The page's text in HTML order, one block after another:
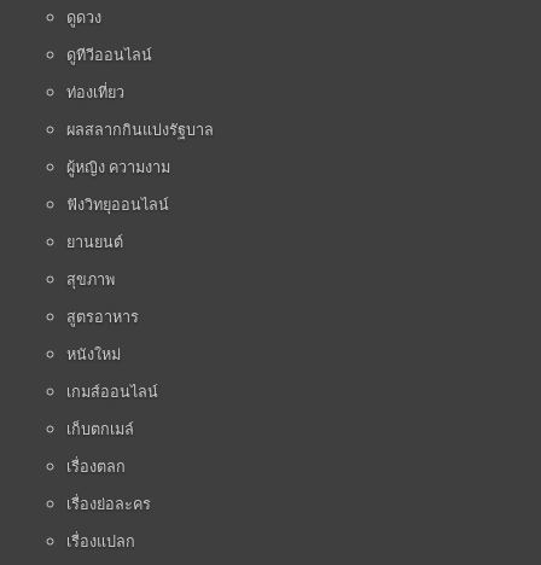
ดูดวง
ดูทีวีออนไลน์
ท่องเที่ยว
ผลสลากกินแบ่งรัฐบาล
ผู้หญิง ความงาม
ฟังวิทยุออนไลน์
ยานยนต์
สุขภาพ
สูตรอาหาร
หนังใหม่
เกมส์ออนไลน์
เก็บตกเมล์
เรื่องตลก
เรื่องย่อละคร
เรื่องแปลก